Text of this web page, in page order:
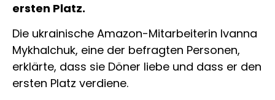
ersten Platz.
Die ukrainische Amazon-Mitarbeiterin Ivanna
Mykhalchuk, eine der befragten Personen,
erklärte, dass sie Döner liebe und dass er den
ersten Platz verdiene.